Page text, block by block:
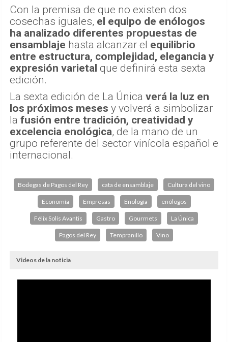
Con la premisa de que no existen dos
cosechas iguales, el equipo de enólogos
ha analizado diferentes propuestas de
ensamblaje hasta alcanzar el equilibrio
entre estructura, complejidad, elegancia y
expresión varietal que definirá esta sexta
edición.
La sexta edición de La Única verá la luz en
los próximos meses y volverá a simbolizar
la fusión entre tradición, creatividad y
excelencia enológica, de la mano de un
grupo referente del sector vinícola español e
internacional.
Bodegas de Pagos del Rey cata de ensamblaje Cultura del vino
Economía Empresas Enología enólogos
Félix Solís Avantis Gastro Gourmets La Única
Pagos del Rey Tempranillo Vino
Videos de la noticia